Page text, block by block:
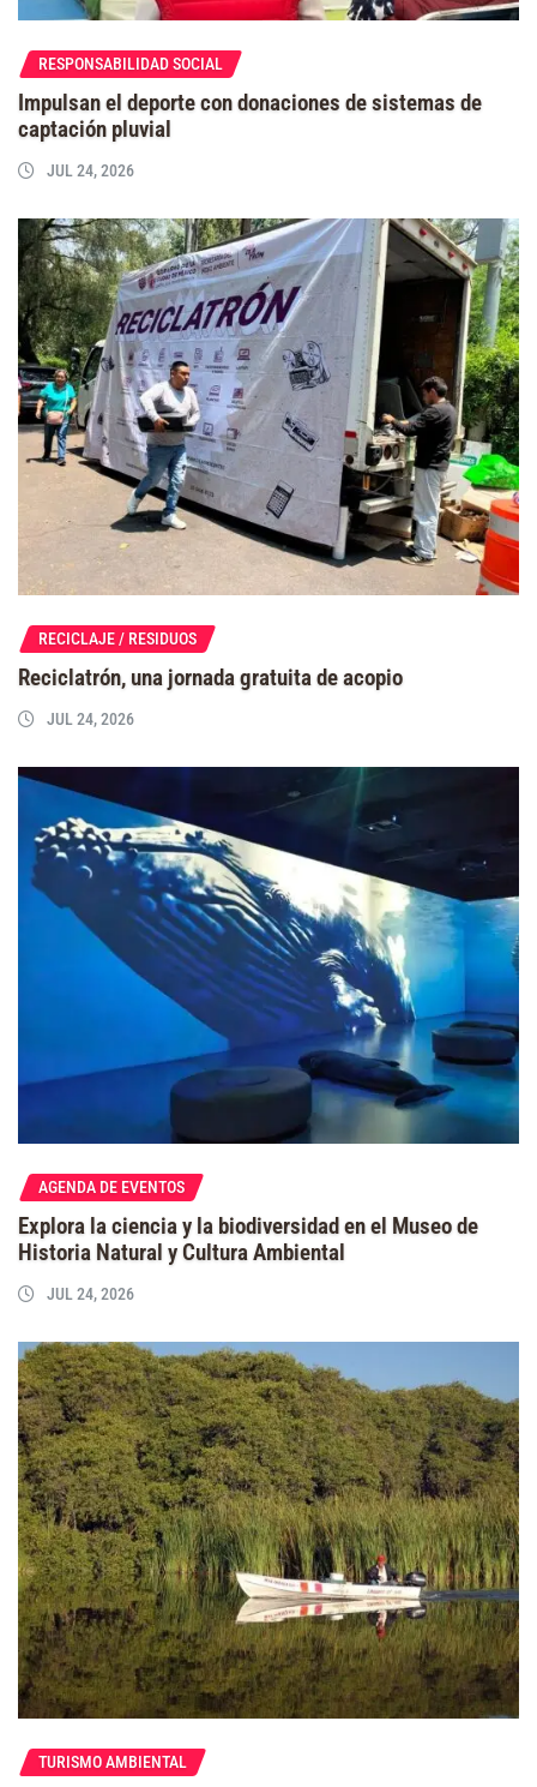
RESPONSABILIDAD SOCIAL
Impulsan el deporte con donaciones de sistemas de
captación pluvial
JUL 24, 2026
RECICLAJE / RESIDUOS
Reciclatrón, una jornada gratuita de acopio
JUL 24, 2026
AGENDA DE EVENTOS
Explora la ciencia y la biodiversidad en el Museo de
Historia Natural y Cultura Ambiental
JUL 24, 2026
TURISMO AMBIENTAL